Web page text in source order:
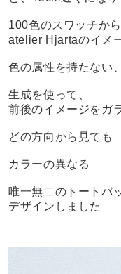
100色のスワッチから
atelier Hjartaのイメ
色の属性を持たない
生成を使って、
前後のイメージをガ
どの方向から見ても
カラーの異なる
唯一無二のトートバ
デザインしました